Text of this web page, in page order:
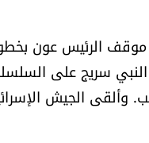
موقف الرئيس عون
سريج على
الجيش